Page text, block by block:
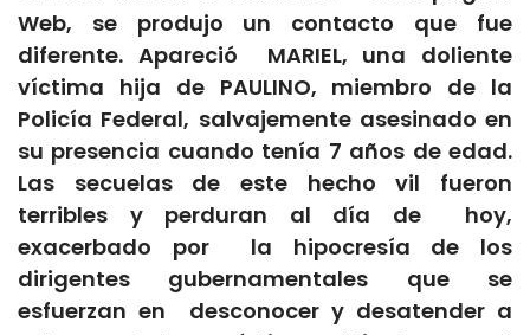
Web, se produjo un contacto que fue
diferente. Apareció MARIEL, una doliente
víctima hija de PAULINO, miembro de la
Policía Federal, salvajemente asesinado en
su presencia cuando tenía 7 años de edad.
Las secuelas de este hecho vil fueron
terribles y perduran al día de hoy,
exacerbado por la hipocresía de los
dirigentes gubernamentales que se
esfuerzan en desconocer y desatender a